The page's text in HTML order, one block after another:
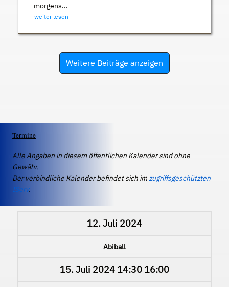
morgens...
weiter lesen
Weitere Beiträge anzeigen
Termine
Alle Angaben in diesem öffentlichen Kalender sind ohne
Gewähr.
Der verbindliche Kalender befindet sich imzugriffsgeschützten
IServ.
12. Juli 2024
Abiball
15. Juli 2024 14:30 16:00